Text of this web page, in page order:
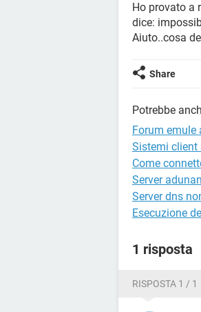
Ho provato a
dice:
Aiuto..cosa
Share
Potrebbe
Forum emule
Sistemi client
Come
Server
Server dns
Esecuzione
1 risposta
RISPOSTA 1 / 1